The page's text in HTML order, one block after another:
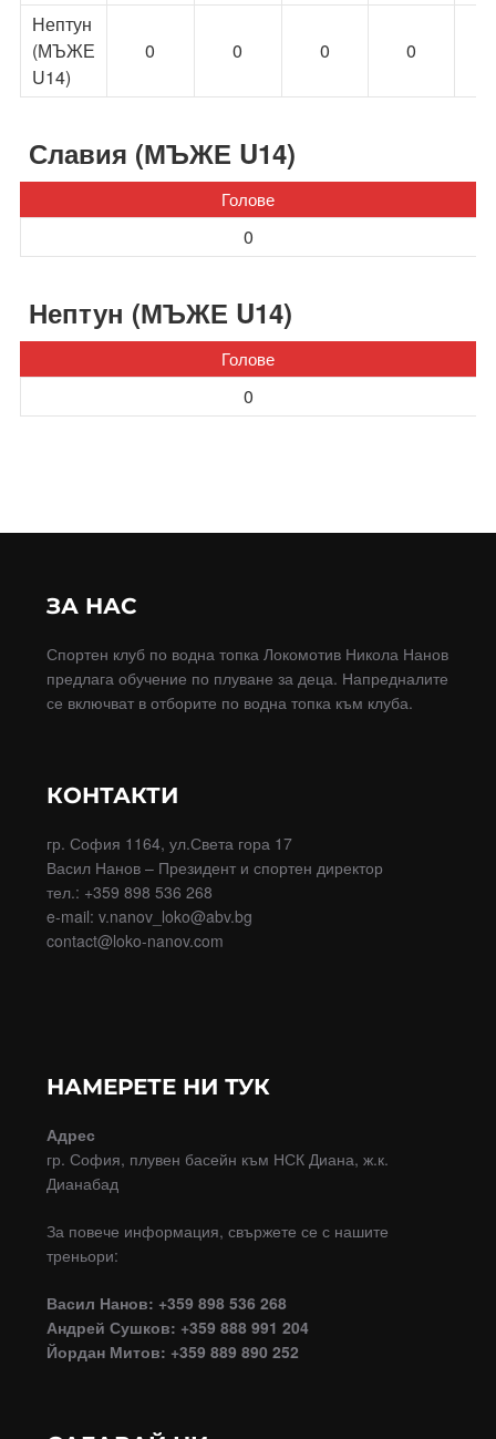
Нептун
(МЪЖЕ
U14)
0 0 0 0
Славия (МЪЖЕ U14)
Голове
0
Нептун (МЪЖЕ U14)
Голове
0
ЗА НАС
Спортен клуб по водна топка Локомотив Никола Нанов
предлага обучение по плуване за деца. Напредналите
се включват в отборите по водна топка към клуба.
КОНТАКТИ
гр. София 1164, ул.Света гора 17
Васил Нанов – Президент и спортен директор
тел.: +359 898 536 268
e-mail: v.nanov_loko@abv.bg
contact@loko-nanov.com
НАМЕРЕТЕ НИ ТУК
Адрес
гр. София, плувен басейн към НСК Диана, ж.к.
Дианабад
За повече информация, свържете се с нашите
треньори:
Васил Нанов: +359 898 536 268
Андрей Сушков: +359 888 991 204
Йордан Митов: +359 889 890 252